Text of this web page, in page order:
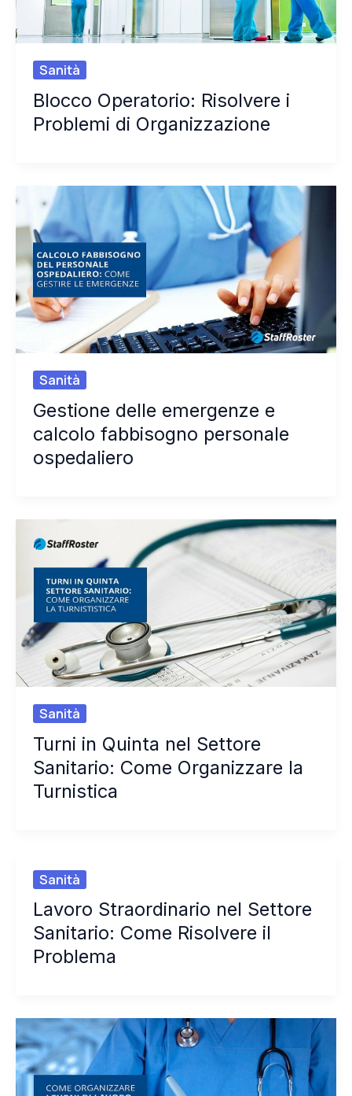
Sanità
Blocco Operatorio: Risolvere i
Problemi di Organizzazione
Sanità
Gestione delle emergenze e
calcolo fabbisogno personale
ospedaliero
Sanità
Turni in Quinta nel Settore
Sanitario: Come Organizzare la
Turnistica
Sanità
Lavoro Straordinario nel Settore
Sanitario: Come Risolvere il
Problema